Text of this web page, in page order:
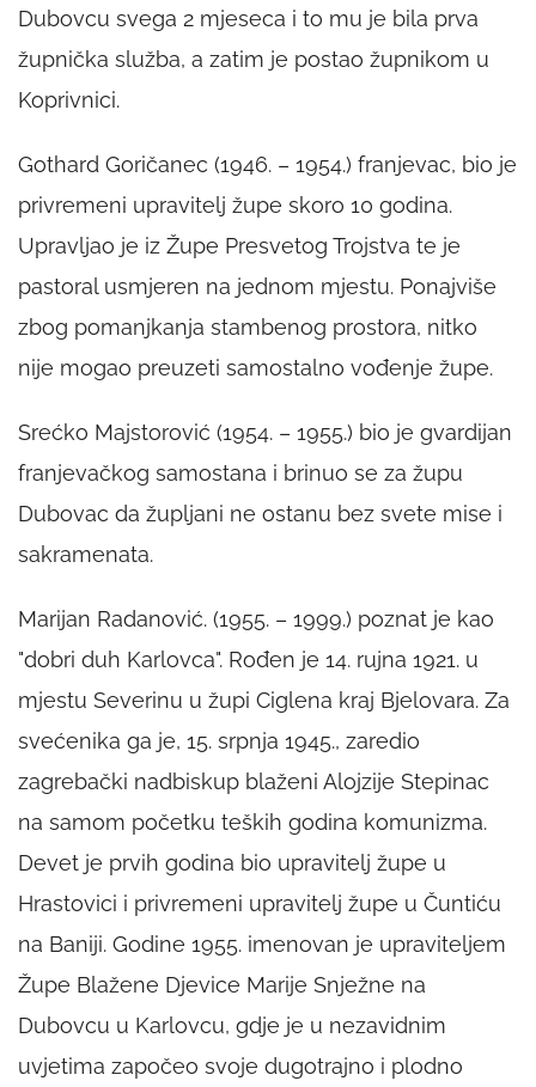
Dubovcu svega 2 mjeseca i to mu je bila prva
župnička služba, a zatim je postao župnikom u
Koprivnici.
Gothard Goričanec (1946. – 1954.) franjevac, bio je
privremeni upravitelj župe skoro 10 godina.
Upravljao je iz Župe Presvetog Trojstva te je
pastoral usmjeren na jednom mjestu. Ponajviše
zbog pomanjkanja stambenog prostora, nitko
nije mogao preuzeti samostalno vođenje župe.
Srećko Majstorović (1954. – 1955.) bio je gvardijan
franjevačkog samostana i brinuo se za župu
Dubovac da župljani ne ostanu bez svete mise i
sakramenata.
Marijan Radanović. (1955. – 1999.) poznat je kao
"dobri duh Karlovca". Rođen je 14. rujna 1921. u
mjestu Severinu u župi Ciglena kraj Bjelovara. Za
svećenika ga je, 15. srpnja 1945., zaredio
zagrebački nadbiskup blaženi Alojzije Stepinac
na samom početku teških godina komunizma.
Devet je prvih godina bio upravitelj župe u
Hrastovici i privremeni upravitelj župe u Čuntiću
na Baniji. Godine 1955. imenovan je upraviteljem
Župe Blažene Djevice Marije Snježne na
Dubovcu u Karlovcu, gdje je u nezavidnim
uvjetima započeo svoje dugotrajno i plodno